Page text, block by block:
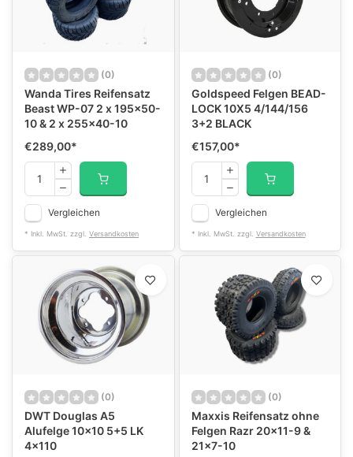
(0)
Wanda Tires Reifensatz
Beast WP-07 2 x 195x50-
10 & 2 x 255x40-10
€289,00*
Vergleichen
* Inkl. MwSt. zzgl. Versandkosten
(0)
Goldspeed Felgen BEAD-
LOCK 10X5 4/144/156
3+2 BLACK
€157,00*
Vergleichen
* Inkl. MwSt. zzgl. Versandkosten
(0)
DWT Douglas A5
Alufelge 10x10 5+5 LK
4x110
(0)
Maxxis Reifensatz ohne
Felgen Razr 20x11-9 &
21x7-10